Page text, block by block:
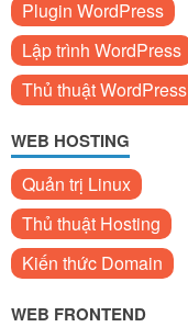
Plugin WordPress
Lập trình WordPress
Thủ thuật WordPress
WEB HOSTING
Quản trị Linux
Thủ thuật Hosting
Kiến thức Domain
WEB FRONTEND